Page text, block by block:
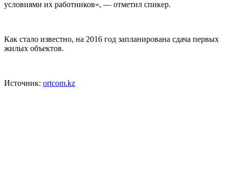
условиями их работников», — отметил спикер.
Как стало известно, на 2016 год запланирована сдача первых
жилых объектов.
Источник: ortcom.kz